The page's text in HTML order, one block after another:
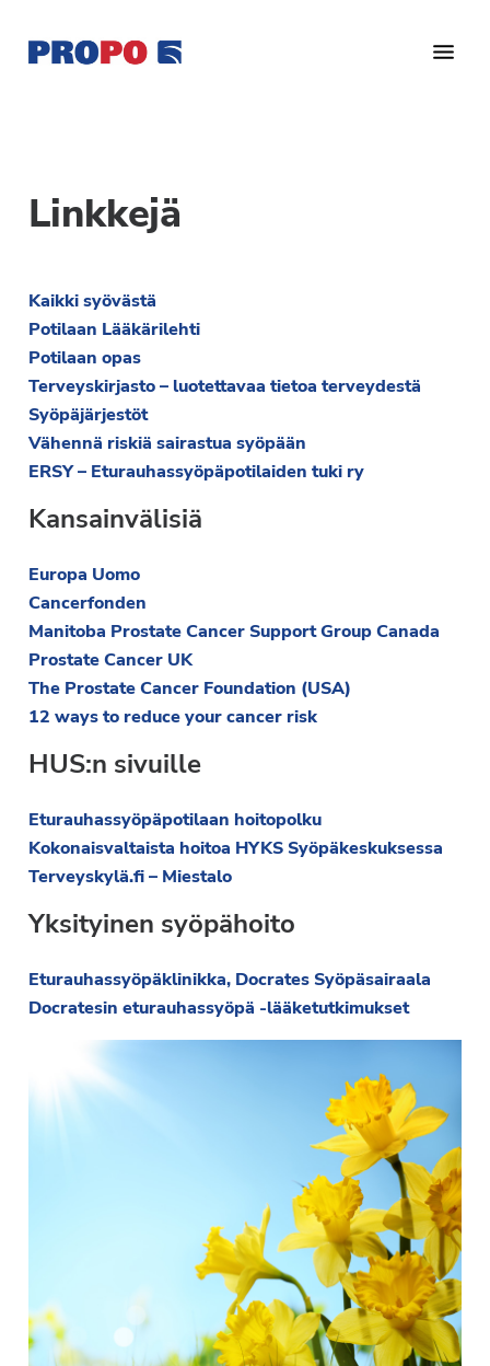
pääsisältöön
ensisijaiseen
sivupalkkiin
alatunnisteeseen
Suomen
eturauhassyöpäyhdistys
potilasjärjestö,
joka
vuonna
1997.
Yhdistys
on
Suomen
Syöpäyhdistyksen
jäsenjärjestö.
Linkkejä
Kaikki syövästä
Potilaan Lääkärilehti
Potilaan opas
Terveyskirjasto – luotettavaa tietoa terveydestä
Syöpäjärjestöt
Vähennä riskiä sairastua syöpään
ERSY – Eturauhassyöpäpotilaiden tuki ry
Kansainvälisiä
Europa Uomo
Cancerfonden
Manitoba Prostate Cancer Support Group Canada
Prostate Cancer UK
The Prostate Cancer Foundation (USA)
12 ways to reduce your cancer risk
HUS:n sivuille
Eturauhassyöpäpotilaan hoitopolku
Kokonaisvaltaista hoitoa HYKS Syöpäkeskuksessa
Terveyskylä.fi – Miestalo
Yksityinen syöpähoito
Eturauhassyöpäklinikka, Docrates Syöpäsairaala
Docratesin eturauhassyöpä -lääketutkimukset